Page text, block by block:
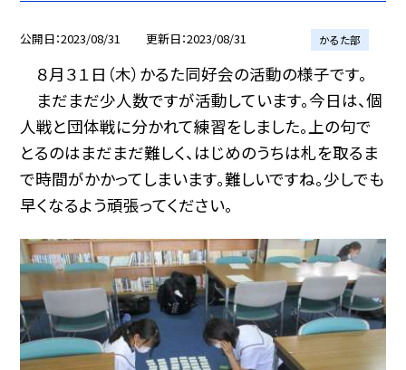
公開日 2023/08/31 更新日 2023/08/31 かるた部
８月３１日（木）かるた同好会の活動の様子です。
まだまだ少人数ですが活動しています。今日は、個
人戦と団体戦に分かれて練習をしました。上の句で
とるのはまだまだ難しく、はじめのうちは札を取るま
で時間がかかってしまいます。難しいですね。少しでも
早くなるよう頑張ってください。